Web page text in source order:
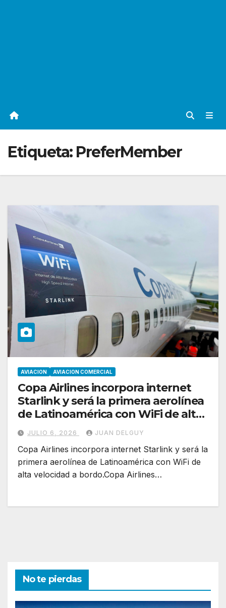
Etiqueta: PreferMember
AVIACION AVIACION COMERCIAL
Copa Airlines incorpora internet
Starlink y será la primera aerolínea
de Latinoamérica con WiFi de alta
velocidad a bordo
JULIO 6, 2026 JUAN DELGUY
Copa Airlines incorpora internet Starlink y será la
primera aerolínea de Latinoamérica con WiFi de
alta velocidad a bordo.Copa Airlines…
No te pierdas